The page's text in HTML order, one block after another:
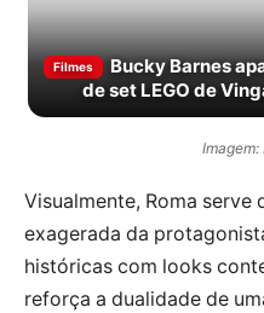
Filmes
Bucky Barnes
de set LEGO de
Visualmente, Roma serve
exagerada da
históricas com looks
reforça a dualidade de